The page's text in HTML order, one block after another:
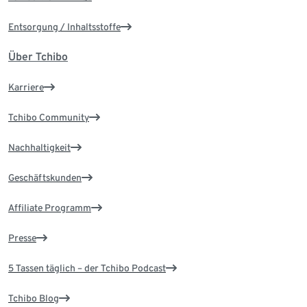
Entsorgung / Inhaltsstoffe
Über Tchibo
Karriere
Tchibo Community
Nachhaltigkeit
Geschäftskunden
Affiliate Programm
Presse
5 Tassen täglich – der Tchibo Podcast
Tchibo Blog